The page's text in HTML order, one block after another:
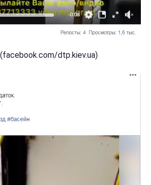
dtp.kiev.ua)